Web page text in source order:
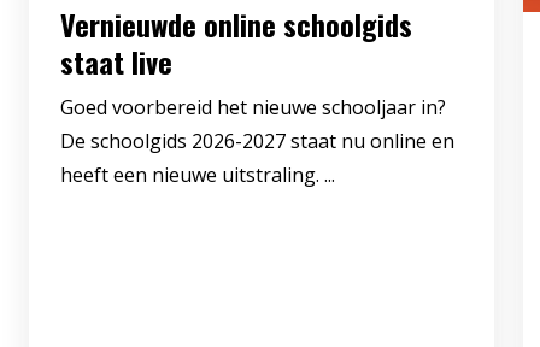
Vernieuwde online schoolgids
staat live
Goed voorbereid het nieuwe schooljaar in?
De schoolgids 2026-2027 staat nu online en
heeft een nieuwe uitstraling. ...